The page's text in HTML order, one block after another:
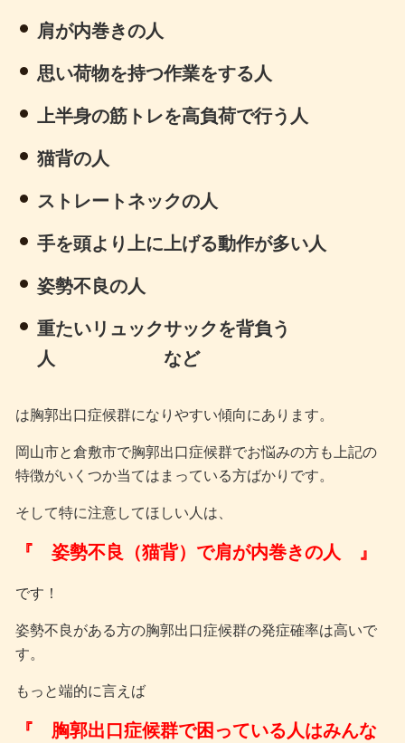
肩が内巻きの人
思い荷物を持つ作業をする人
上半身の筋トレを高負荷で行う人
猫背の人
ストレートネックの人
手を頭より上に上げる動作が多い人
姿勢不良の人
重たいリュックサックを背負う
人 など
は胸郭出口症候群になりやすい傾向にあります。
岡山市と倉敷市で胸郭出口症候群でお悩みの方も上記の
特徴がいくつか当てはまっている方ばかりです。
そして特に注意してほしい人は、
『 姿勢不良（猫背）で肩が内巻きの人 』
です！
姿勢不良がある方の胸郭出口症候群の発症確率は高いで
す。
もっと端的に言えば
『 胸郭出口症候群で困っている人はみんな